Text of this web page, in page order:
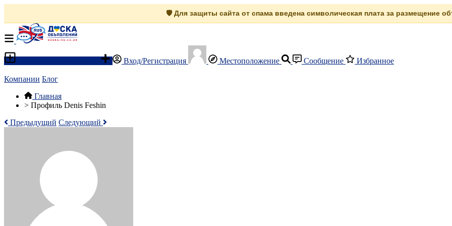
🛡️ Для защиты сайта от спама введена символическая плата за размещение
Вход/Регистрация Местоположение Сообщение Избранное
Компании Блог
Главная
> Профиль Denis Feshin
Предыдущий Следующий